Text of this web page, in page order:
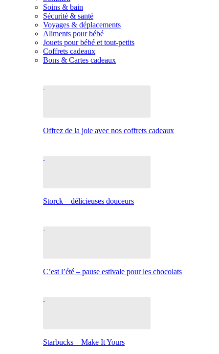
Soins & bain
Sécurité & santé
Voyages & déplacements
Aliments pour bébé
Jouets pour bébé et tout-petits
Coffrets cadeaux
Bons & Cartes cadeaux
Offrez de la joie avec nos coffrets cadeaux
Storck – délicieuses douceurs
C’est l’été – pause estivale pour les chocolats
Starbucks – Make It Yours